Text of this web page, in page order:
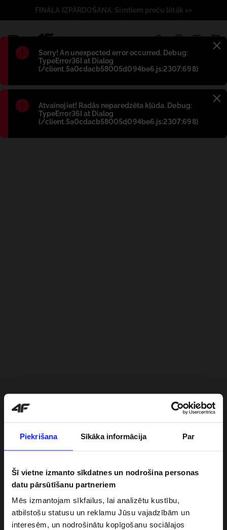
Piekrišana Sīkāka informācija Par
Šī vietne izmanto sīkdatnes un nodrošina personas
datu pārsūtīšanu partneriem
Mēs izmantojam sīkfailus, lai analizētu kustību,
atbilstošu statusu un reklamu Jūsu vajadzībām un
interesēm, un nodrošinātu kopīgošanu sociālajos
Błąd:
Sorry! An unexpected error occurred. Debug:
TypeError36I at Dialog
(/client.5a0cdacb58005d094be6.js:2307:698)
Błąd:
Atvainojiet! Radās neparedzēta kļūda. Debug:
TypeError36I at Dialog
(/client.5a0cdacb58005d094be6.js:2307:698)
FINĀLA IZPĀRDOŠANA: Simtiem preču lētāk >>